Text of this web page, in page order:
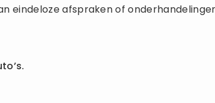
eindeloze afspraken of